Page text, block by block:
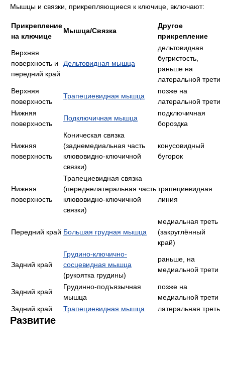
Мышцы и связки, прикрепляющиеся к ключице, включают:
Прикрепление
на ключице
Мышца/Связка
Другое
прикрепление
Верхняя
поверхность и
передний край
Дельтовидная мышца
дельтовидная
бугристость,
раньше на
латеральной трети
Верхняя
поверхность
Трапециевидная мышца
позже на
латеральной трети
Нижняя
поверхность
Подключичная мышца
подключичная
бороздка
Нижняя
поверхность
Коническая связка
(заднемедиальная часть
клювовидно-ключичной
связки)
конусовидный
бугорок
Нижняя
поверхность
Трапециевидная связка
(переднелатеральная часть
клювовидно-ключичной
связки)
трапециевидная
линия
Передний край Большая грудная мышца
медиальная треть
(закруглённый
край)
Задний край
Грудино-ключично-
сосцевидная мышца
(рукоятка грудины)
раньше, на
медиальной трети
Задний край
Грудинно-подъязычная
мышца
позже на
медиальной трети
Задний край
Трапециевидная мышца латеральная треть
Развитие